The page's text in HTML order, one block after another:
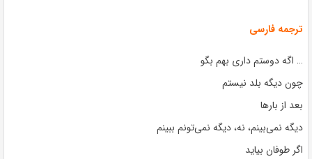
ترجمه فارسی
… اگه دوستم داری بهم بگو
چون دیگه بلد نیستم
بعد از بارها
دیگه نمی‌بینم، نه، دیگه نمی‌تونم ببینم
اگر طوفان بیاید